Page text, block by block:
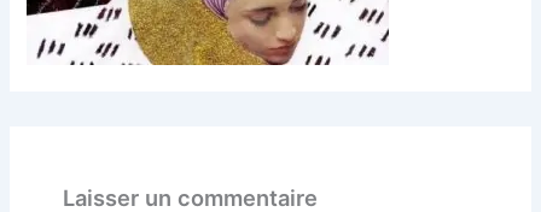
Laisser un commentaire